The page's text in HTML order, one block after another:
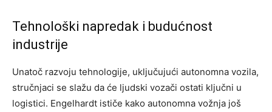
Tehnološki napredak i budućnost
industrije
Unatoč razvoju tehnologije, uključujući autonomna vozila,
stručnjaci se slažu da će ljudski vozači ostati ključni u
logistici. Engelhardt ističe kako autonomna vožnja još